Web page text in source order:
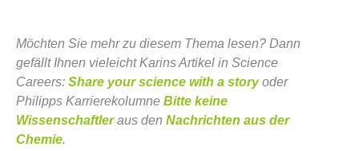
Möchten Sie mehr zu diesem Thema lesen? Dann
gefällt Ihnen vieleicht Karins Artikel in Science
Careers: Share your science with a storyoder
Philipps Karrierekolumne Bitte keine
Wissenschaftleraus den Nachrichten aus der
Chemie.